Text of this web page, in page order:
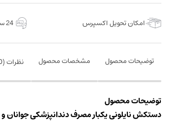
امکان تحویل اکسپرس 24 ساعته 7 روز هفته
توضیحات محصول مشخصات محصول نظرات (
توضیحات محصول
دستکش نایلونی یکبار مصرف دندانپزشکی جوانان و بانوان دکتر